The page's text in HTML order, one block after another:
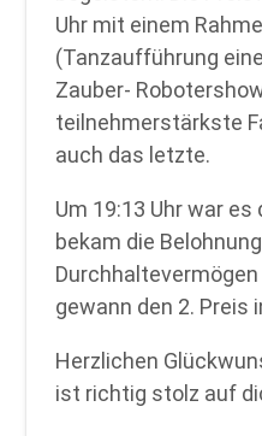
Uhr mit einem
(Tanzaufführung
Zauber-
teilnehmerstärkste
auch das letzte.
Um 19:13 Uhr war
bekam die
gewann den 2. Preis
Herzlichen
ist richtig stolz auf